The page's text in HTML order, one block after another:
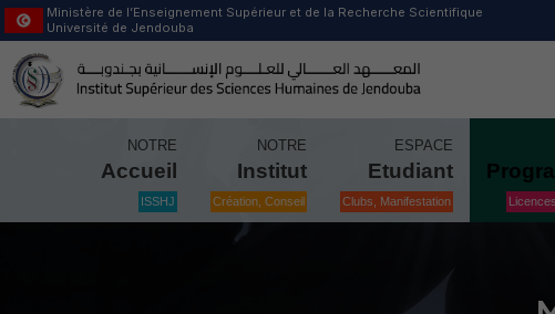
Ministère de l’Enseignement Supérieur et de la Recherche Scientifique
Université de Jendouba
NOTRE
Accueil
ISSHJ
NOTRE
Institut
Création, Conseil
ESPACE
Etudiant
Clubs, Manifestation